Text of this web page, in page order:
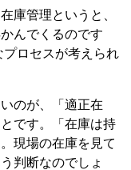
庫管理というと、
んでくるのです
ロセスが考えられ
のが、「適正在
です。「在庫は持
現場の在庫を見て
判断なのでしょ